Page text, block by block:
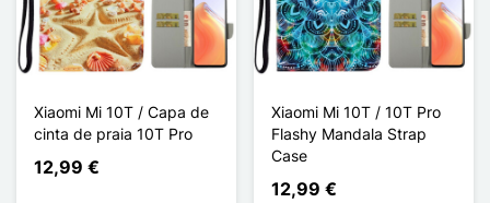
Xiaomi Mi 10T / Capa de
cinta de praia 10T Pro
12,99 €
Xiaomi Mi 10T / 10T Pro
Flashy Mandala Strap
Case
12,99 €